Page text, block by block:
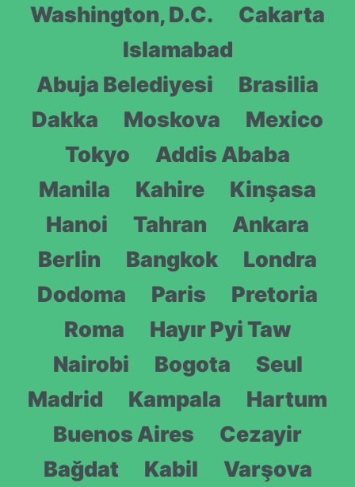
Washington, D.C.
Cakarta
Islamabad
Abuja Belediyesi
Brasilia
Dakka
Moskova
Mexico
Tokyo
Addis Ababa
Manila
Kahire
Kinşasa
Hanoi
Tahran
Ankara
Berlin
Bangkok
Londra
Dodoma
Paris
Pretoria
Roma
Hayır Pyi Taw
Nairobi
Bogota
Seul
Madrid
Kampala
Hartum
Buenos Aires
Cezayir
Bağdat
Kabil
Varşova